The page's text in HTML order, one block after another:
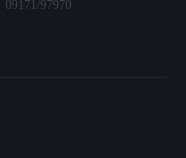
09171/97970